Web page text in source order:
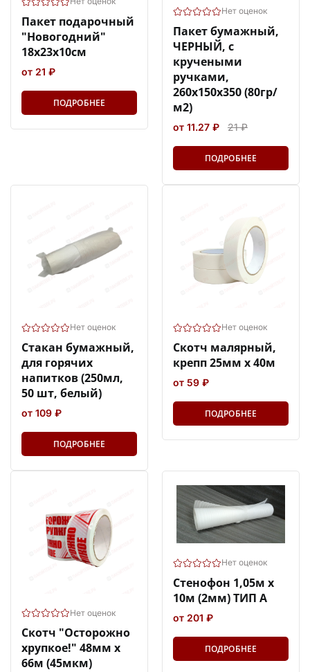
Пакет подарочный
"Новогодний"
18х23х10см
от 21 ₽
ПОДРОБНЕЕ
Нет оценок
Пакет бумажный,
ЧЕРНЫЙ, с
кручеными
ручками,
260х150х350 (80гр/
м2)
от 11.27 ₽ 21 ₽
ПОДРОБНЕЕ
Нет оценок
Стакан бумажный,
для горячих
напитков (250мл,
50 шт, белый)
от 109 ₽
ПОДРОБНЕЕ
Нет оценок
Скотч малярный,
крепп 25мм х 40м
от 59 ₽
ПОДРОБНЕЕ
Нет оценок
Скотч "Осторожно
хрупкое!" 48мм х
66м (45мкм)
Нет оценок
Стенофон 1,05м х
10м (2мм) ТИП А
от 201 ₽
ПОДРОБНЕЕ